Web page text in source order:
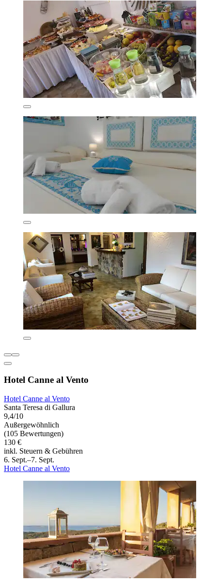
Hotel Canne al Vento
Hotel Canne al Vento
Santa Teresa di Gallura
9,4/10
Außergewöhnlich
(105 Bewertungen)
130 €
inkl. Steuern & Gebühren
6. Sept.–7. Sept.
Hotel Canne al Vento